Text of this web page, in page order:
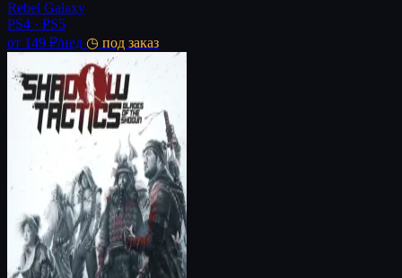
Rebel Galaxy
PS4 · PS5
от 149 ₽/нед ◷ под заказ